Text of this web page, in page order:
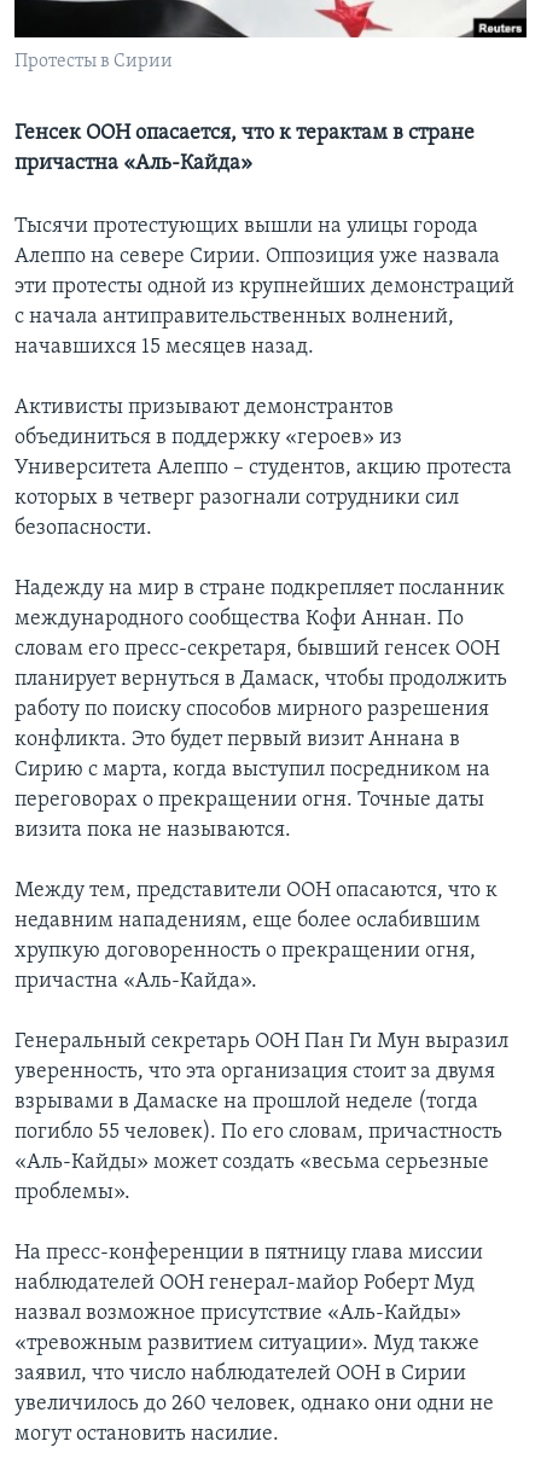
Learning English
Языки
Протесты в Сирии
Генсек ООН опасается, что к терактам в стране
причастна «Аль-Кайда»
Тысячи протестующих вышли на улицы города
Алеппо на севере Сирии. Оппозиция уже назвала
эти протесты одной из крупнейших демонстраций
с начала антиправительственных волнений,
начавшихся 15 месяцев назад.
Активисты призывают демонстрантов
объединиться в поддержку «героев» из
Университета Алеппо – студентов, акцию протеста
которых в четверг разогнали сотрудники сил
безопасности.
Надежду на мир в стране подкрепляет посланник
международного сообщества Кофи Аннан. По
словам его пресс-секретаря, бывший генсек ООН
планирует вернуться в Дамаск, чтобы продолжить
работу по поиску способов мирного разрешения
конфликта. Это будет первый визит Аннана в
Сирию с марта, когда выступил посредником на
переговорах о прекращении огня. Точные даты
визита пока не называются.
Между тем, представители ООН опасаются, что к
недавним нападениям, еще более ослабившим
хрупкую договоренность о прекращении огня,
причастна «Аль-Кайда».
Генеральный секретарь ООН Пан Ги Мун выразил
уверенность, что эта организация стоит за двумя
взрывами в Дамаске на прошлой неделе (тогда
погибло 55 человек). По его словам, причастность
«Аль-Кайды» может создать «весьма серьезные
проблемы».
На пресс-конференции в пятницу глава миссии
наблюдателей ООН генерал-майор Роберт Муд
назвал возможное присутствие «Аль-Кайды»
«тревожным развитием ситуации». Муд также
заявил, что число наблюдателей ООН в Сирии
увеличилось до 260 человек, однако они одни не
могут остановить насилие.